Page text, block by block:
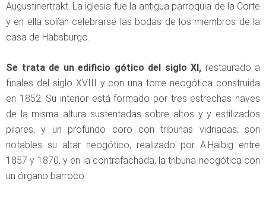
Augustinertrakt. La iglesia fue la antigua parroquia de la Corte
y en ella solían celebrarse las bodas de los miembros de la
casa de Habsburgo.
Se trata de un edificio gótico del siglo XI, restaurado a
finales del siglo XVIII y con una torre neogótica construida
en 1852. Su interior está formado por tres estrechas naves
de la misma altura sustentadas sobre altos y y estilizados
pilares, y un profundo coro con tribunas vidriadas; son
notables su altar neogótico, realizado por A.Halbig entre
1857 y 1870, y en la contrafachada, la tribuna neogótica con
un órgano barroco.